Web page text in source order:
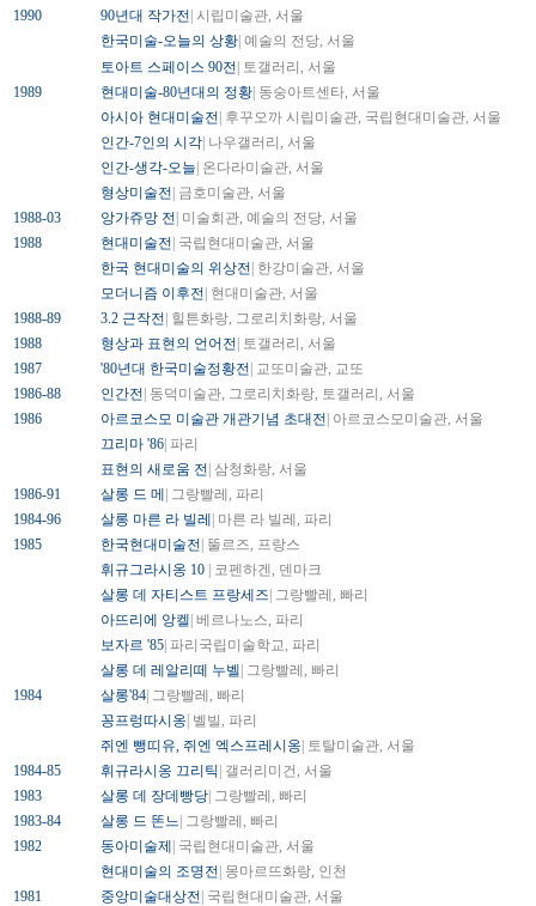
1990 90년대 작가전 | 시립미술관, 서울
한국미술-오늘의 상황 | 예술의 전당, 서울
토아트 스페이스 90전 | 토갤러리, 서울
1989
현대미술-80년대의 정황 | 동숭아트센타, 서울
아시아 현대미술전 | 후꾸오까 시립미술관, 국립현대미술관, 서울
인간-7인의 시각 | 나우갤러리, 서울
인간-생각-오늘 | 온다라미술관, 서울
형상미술전 | 금호미술관, 서울
1988-03
앙가쥬망 전 | 미술회관, 예술의 전당, 서울
1988
현대미술전 | 국립현대미술관, 서울
한국 현대미술의 위상전 | 한강미술관, 서울
모더니즘 이후전 | 현대미술관, 서울
1988-89
3.2 근작전 | 힐튼화랑, 그로리치화랑, 서울
1988
형상과 표현의 언어전 | 토갤러리, 서울
1987
'80년대 한국미술정황전 | 교또미술관, 교또
1986-88
인간전 | 동덕미술관, 그로리치화랑, 토갤러리, 서울
1986
아르코스모 미술관 개관기념 초대전 | 아르코스모미술관, 서울
끄리마 '86 | 파리
표현의 새로움 전 | 삼청화랑, 서울
1986-91
살롱 드 메
| 그랑빨레, 파리
1984-96
살롱 마른 라 빌레
| 마른 라 빌레, 파리
1985
한국현대미술전 | 뚤르즈, 프랑스
휘규그라시옹 10 | 코펜하겐, 덴마크
살롱 데 자티스트 프랑세즈 | 그랑빨레, 빠리
아뜨리에 앙켈 | 베르나노스, 파리
보자르 '85 | 파리국립미술학교, 파리
살롱 데 레알리떼 누벨 | 그랑빨레, 빠리
1984
살롱'84 | 그랑빨레, 빠리
꽁프렁따시옹 | 벨빌, 파리
쥐엔 뺑띠유, 쥐엔 엑스프레시옹 | 토탈미술관, 서울
1984-85
휘규라시옹 끄리틱 | 갤러리미건, 서울
1983
살롱 데 장데빵당 | 그랑빨레, 빠리
1983-84
살롱 드 똔느 | 그랑빨레, 빠리
1982
동아미술제
| 국립현대미술관, 서울
현대미술의 조명전 | 몽마르뜨화랑, 인천
1981
중앙미술대상전 | 국립현대미술관, 서울